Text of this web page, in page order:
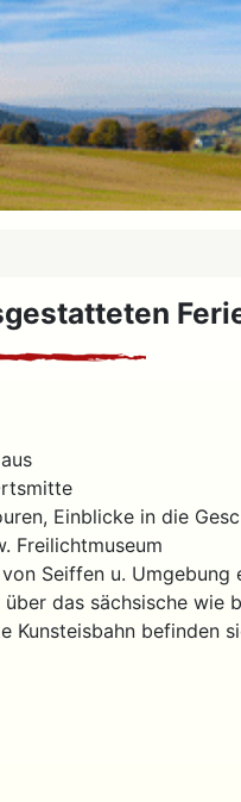
Einblicke in die
Freilichtmuseum
Seiffen u. Umgebung
das sächsische wie
Kunsteisbahn befinden